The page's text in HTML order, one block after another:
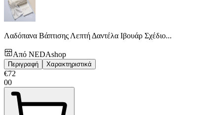
Λαδόπανα Βάπτισης Λεπτή Δαντέλα Ιβουάρ Σχέδιο...
Από NEDAshop
Περιγραφή Χαρακτηριστικά
€72
00